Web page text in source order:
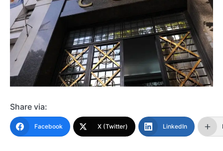
Share via:
Facebook X (Twitter) LinkedIn